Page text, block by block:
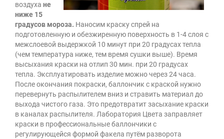
воздуха не
ниже 15
градусов мороза. Наносим краску спрей на
подготовленную и обезжиренную поверхность в 1-4 слоя с
межслоевой выдержкой 10 минут при 20 градусах тепла
(чем температура ниже, тем время сушки выше). Время
высыхания краски на отлип 30 мин. при 20 градусах
тепла. Эксплуатировать изделие можно через 24 часа.
После окончания покраски, баллончик с краской нужно
перевернуть распылителем вниз и стравить материал до
выхода чистого газа. Это предотвратит засыхание краски
в каналах распылителя. Лаборатория Цвета заправляет
краски в профессиональные баллончики с
регулирующейся формой факела путём разворота